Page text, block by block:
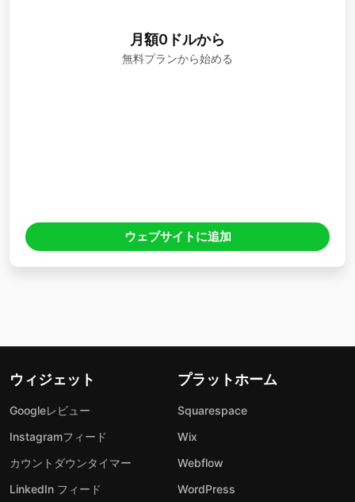
月額0ドルから
無料プランから始める
ウェブサイトに追加
ウィジェット
Googleレビュー
Instagramフィード
カウントダウンタイマー
LinkedIn フィード
プラットホーム
Squarespace
Wix
Webflow
WordPress